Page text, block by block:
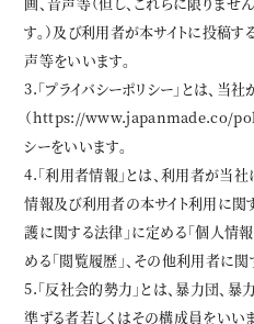
Copyright
す。）及び利用者が本サイトに投稿す
声等をいいます。
3.「プライバシーポリシー」とは、当社
（https://www.japanmade.co/
シーをいいます。
4.「利用者情報」とは、利用者が当
情報及び利用者の本サイト利用に関
護に関する法律」に定める「個人情報
める「閲覧履歴」、その他利用者に関
5.「反社会的勢力」とは、暴力団、
準ずる者若しくはその構成員をいいま